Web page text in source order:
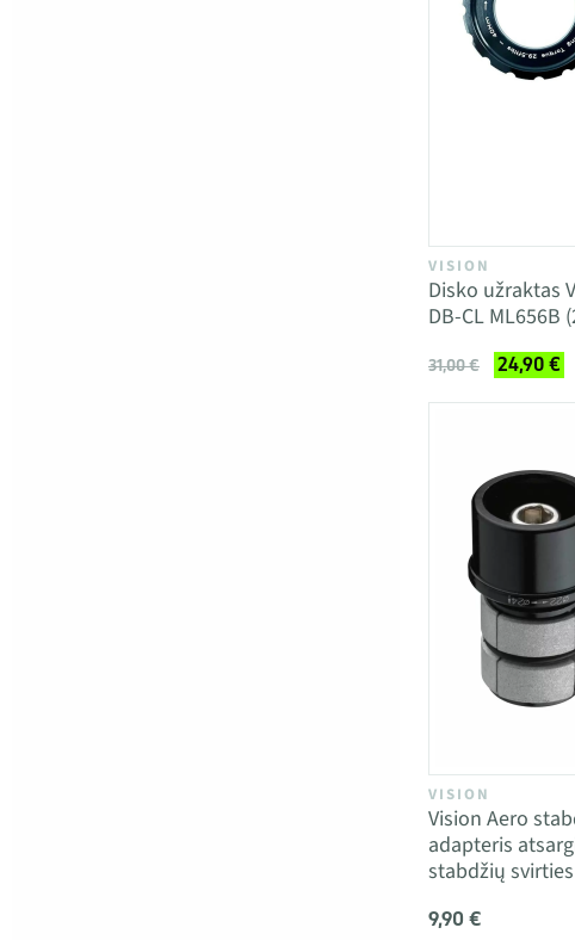
VISION
Disko užraktas
DB-CL ML656B
31,00 € 24,90 €
VISION
Vision Aero
adapteris
stabdžių svirties
9,90 €